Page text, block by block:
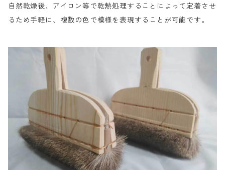
自然乾燥後、アイロン等で乾熱処理することによって定着させ
るため手軽に、複数の色で模様を表現することが可能です。